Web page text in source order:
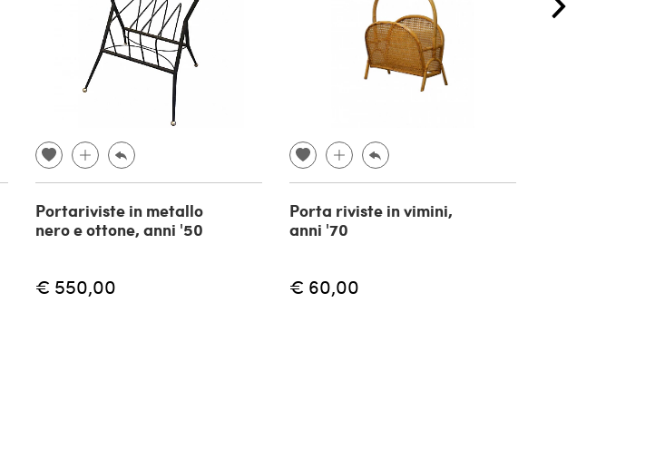
Portariviste in metallo
nero e ottone, anni '50
€ 550,00
Porta riviste in vimini,
anni '70
€ 60,00